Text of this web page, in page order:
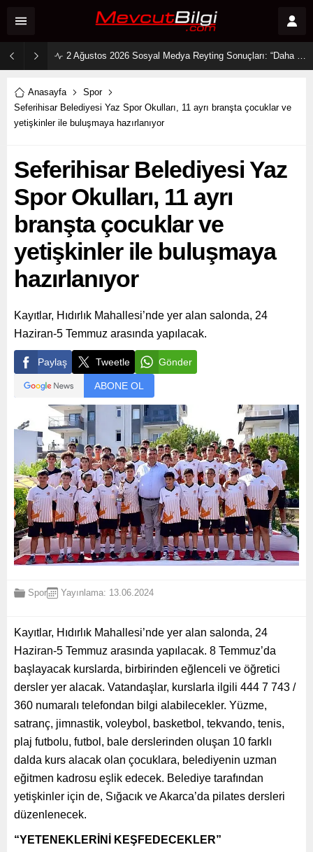
2 Ağustos 2026 Sosyal Medya Reyting Sonuçları: “Daha 17” Ekranlara Ambargo Koydu!
Anasayfa
Spor
Seferihisar Belediyesi Yaz Spor Okulları, 11 ayrı branşta çocuklar ve
yetişkinler ile buluşmaya hazırlanıyor
Seferihisar Belediyesi Yaz
Spor Okulları, 11 ayrı
branşta çocuklar ve
yetişkinler ile buluşmaya
hazırlanıyor
Kayıtlar, Hıdırlık Mahallesi’nde yer alan salonda, 24
Haziran-5 Temmuz arasında yapılacak.
Paylaş Tweetle Gönder
ABONE OL
Spor Yayınlama: 13.06.2024
Kayıtlar, Hıdırlık Mahallesi’nde yer alan salonda, 24
Haziran-5 Temmuz arasında yapılacak. 8 Temmuz’da
başlayacak kurslarda, birbirinden eğlenceli ve öğretici
dersler yer alacak. Vatandaşlar, kurslarla ilgili 444 7 743 /
360 numaralı telefondan bilgi alabilecekler. Yüzme,
satranç, jimnastik, voleybol, basketbol, tekvando, tenis,
plaj futbolu, futbol, bale derslerinden oluşan 10 farklı
dalda kurs alacak olan çocuklara, belediyenin uzman
eğitmen kadrosu eşlik edecek. Belediye tarafından
yetişkinler için de, Sığacık ve Akarca’da pilates dersleri
düzenlenecek.
“YETENEKLERİNİ KEŞFEDECEKLER”